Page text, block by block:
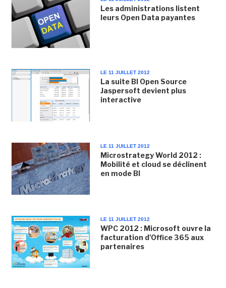
Les administrations listent
leurs Open Data payantes
LE 11 JUILLET 2012
La suite BI Open Source
Jaspersoft devient plus
interactive
LE 11 JUILLET 2012
Microstrategy World 2012 :
Mobilité et cloud se déclinent
en mode BI
LE 11 JUILLET 2012
WPC 2012 : Microsoft ouvre la
facturation d'Office 365 aux
partenaires